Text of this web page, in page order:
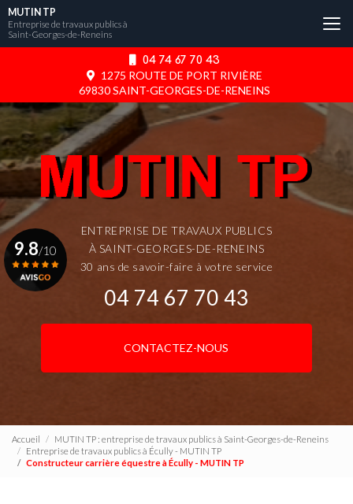
Aller
au
contenu
04 74 67 70 43
1275 ROUTE DE PORT RIVIÈRE
69830 SAINT-GEORGES-DE-RENEINS
MUTIN TP
Entreprise de travaux publics à
Saint-Georges-de-Reneins
ENTREPRISE DE TRAVAUX PUBLICS
À SAINT-GEORGES-DE-RENEINS
30 ans de savoir-faire à votre service
04 74 67 70 43
CONTACTEZ-NOUS
9.8/10
Accueil
MUTIN TP : entreprise de travaux publics à Saint-Georges-de-Reneins
Entreprise de travaux publics à Écully - MUTIN TP
Constructeur carrière équestre à Écully - MUTIN TP